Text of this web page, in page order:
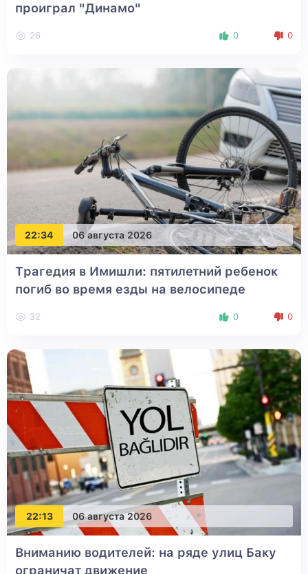
проиграл "Динамо"
26 0 0
22:34 06 августа 2026
Трагедия в Имишли: пятилетний ребенок
погиб во время езды на велосипеде
32 0 0
22:13 06 августа 2026
Вниманию водителей: на ряде улиц Баку
ограничат движение